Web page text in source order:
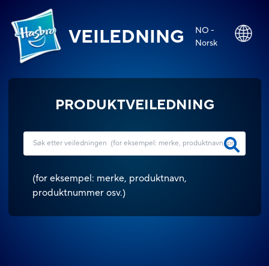
VEILEDNING
NO -
Norsk
PRODUKTVEILEDNING
(for eksempel: merke, produktnavn,
produktnummer osv.)